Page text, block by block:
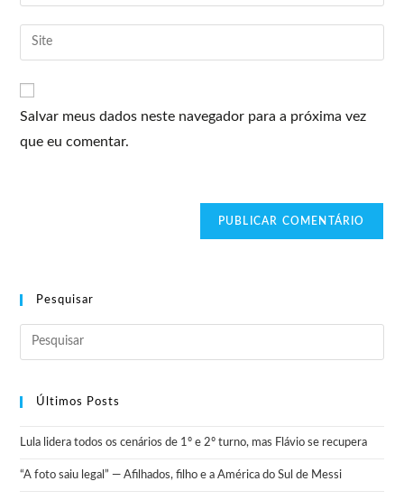
Salvar meus dados neste navegador para a próxima vez
que eu comentar.
Pesquisar
Últimos Posts
Lula lidera todos os cenários de 1º e 2º turno, mas Flávio se recupera
“A foto saiu legal” — Afilhados, filho e a América do Sul de Messi